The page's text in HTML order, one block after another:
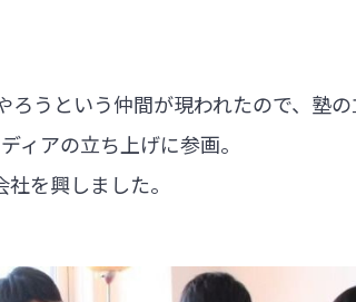
うという仲間が現われたので、塾
ィアの立ち上げに参画。
を興しました。